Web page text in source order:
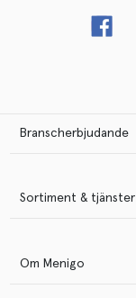
Branscherbjudande
Sortiment & tjänster
Om Menigo